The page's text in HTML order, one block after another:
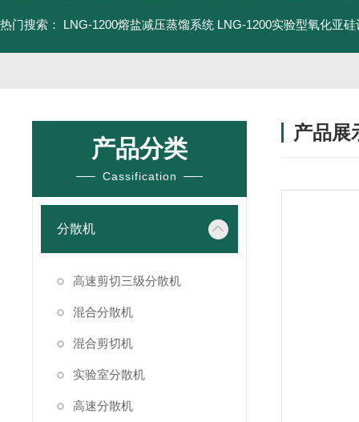
热门搜索： LNG-1200熔盐减压蒸馏系统 LNG-1200实验型氧化亚硅
产品分类
Cassification
分散机
高速剪切三级分散机
混合分散机
混合剪切机
实验室分散机
高速分散机
产品展